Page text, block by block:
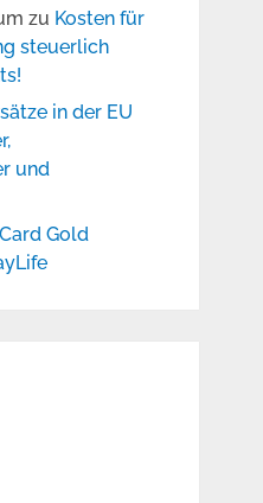
zu Kosten für
steuerlich
in der EU
und
Gold